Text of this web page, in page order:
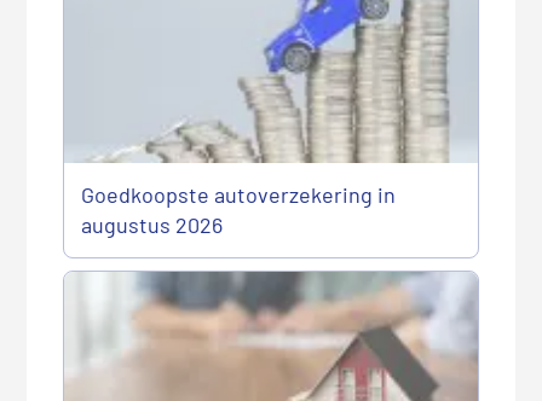
Goedkoopste autoverzekering in
augustus 2026